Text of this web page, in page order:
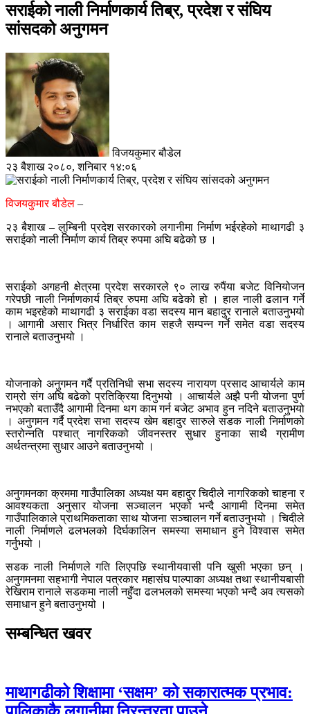
सराईको नाली निर्माणकार्य तिब्र, प्रदेश र संघिय
सांसदको अनुगमन
विजयकुमार बौडेल
२३ बैशाख २०८०, शनिबार १४:०६
विजयकुमार बौडेल –
२३ बैशाख – लुम्बिनी प्रदेश सरकारको लगानीमा निर्माण भईरहेको माथागढी ३
सराईको नाली निर्माण कार्य तिब्र रुपमा अघि बढेको छ ।
सराईको अगहनी क्षेत्रमा प्रदेश सरकारले ९० लाख रुपैंया बजेट विनियोजन
गरेपछी नाली निर्माणकार्य तिब्र रुपमा अघि बढेको हो । हाल नाली ढलान गर्ने
काम भइरहेको माथागढी ३ सराईका वडा सदस्य मान बहादुर रानाले बताउनुभयो
। आगामी असार भित्र निर्धारित काम सहजै सम्पन्न गर्ने समेत वडा सदस्य
रानाले बताउनुभयो ।
योजनाको अनुगमन गर्दै प्रतिनिधी सभा सदस्य नारायण प्रसाद आचार्यले काम
राम्रो संग अघि बढेको प्रतिक्रिया दिनुभयो । आचार्यले अझै पनी योजना पुर्ण
नभएको बताउँदै आगामी दिनमा थग काम गर्न बजेट अभाव हुन नदिने बताउनुभयो
। अनुगमन गर्दै प्रदेश सभा सदस्य खेम बहादुर सारुले सडक नाली निर्माणको
स्तरोन्नति पश्चात् नागरिकको जीवनस्तर सुधार हुनाका साथै ग्रामीण
अर्थतन्त्रमा सुधार आउने बताउनुभयो ।
अनुगमनका क्रममा गाउँपालिका अध्यक्ष यम बहादुर चिदीले नागरिकको चाहना र
आवश्यकता अनुसार योजना सञ्चालन भएको भन्दै आगामी दिनमा समेत
गाउँपालिकाले प्राथमिकताका साथ योजना सञ्चालन गर्ने बताउनुभयो । चिदीले
नाली निर्माणले ढलभलको दिर्घकालिन समस्या समाधान हुने विश्वास समेत
गर्नुभयो ।
सडक नाली निर्माणले गति लिएपछि स्थानीयवासी पनि खुसी भएका छन् ।
अनुगमनमा सहभागी नेपाल पत्रकार महासंघ पाल्पाका अध्यक्ष तथा स्थानीयबासी
रेखिराम रानाले सडकमा नाली नहुँदा ढलभलको समस्या भएको भन्दै अव त्यसको
समाधान हुने बताउनुभयो ।
सम्बन्धित खवर
माथागढीको शिक्षामा ‘सक्षम’ को सकारात्मक प्रभाव: